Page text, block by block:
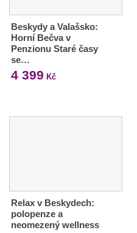
Beskydy a Valašsko:
Horní Bečva v
Penzionu Staré časy
se…
4 399 Kč
Relax v Beskydech:
polopenze a
neomezený wellness